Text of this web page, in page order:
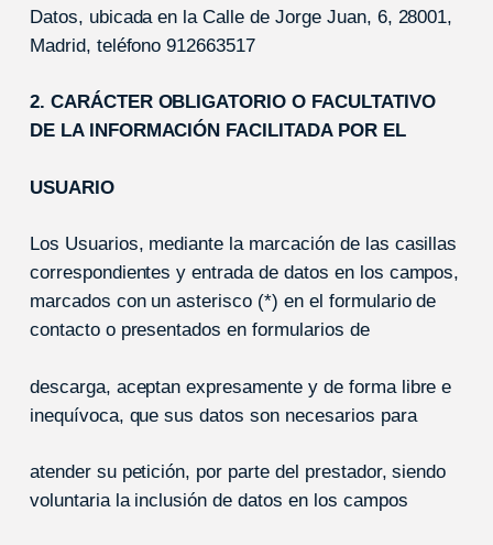
Datos, ubicada en la Calle de Jorge Juan, 6, 28001,
Madrid, teléfono 912663517
2. CARÁCTER OBLIGATORIO O FACULTATIVO
DE LA INFORMACIÓN FACILITADA POR EL
USUARIO
Los Usuarios, mediante la marcación de las casillas
correspondientes y entrada de datos en los campos,
marcados con un asterisco (*) en el formulario de
contacto o presentados en formularios de
descarga, aceptan expresamente y de forma libre e
inequívoca, que sus datos son necesarios para
atender su petición, por parte del prestador, siendo
voluntaria la inclusión de datos en los campos